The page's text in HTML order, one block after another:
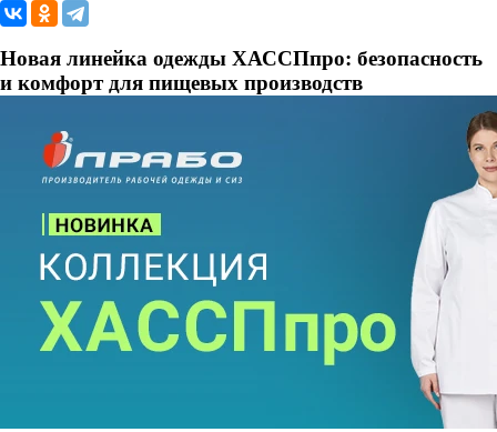
Новая линейка одежды ХАССПпро: безопасность
и комфорт для пищевых производств